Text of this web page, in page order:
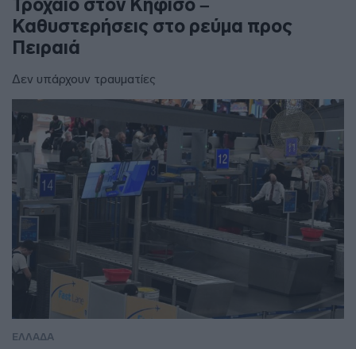
Τροχαίο στον Κηφισό –
Καθυστερήσεις στο ρεύμα προς
Πειραιά
Δεν υπάρχουν τραυματίες
ΕΛΛΑΔΑ